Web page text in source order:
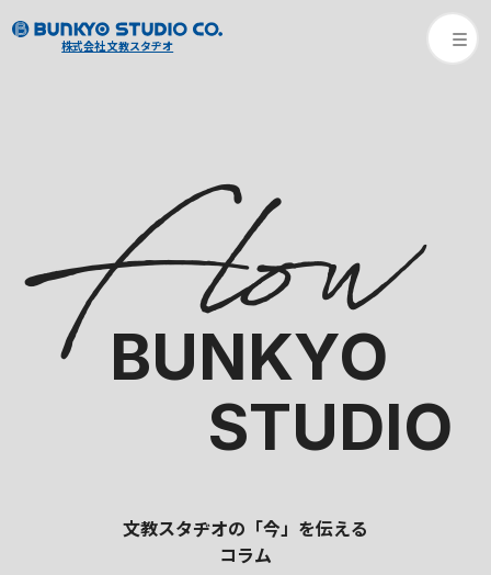
株式会社 文教スタヂオ
Flow
BUNKYO
STUDIO
文教スタヂオの「今」を伝える
コラム